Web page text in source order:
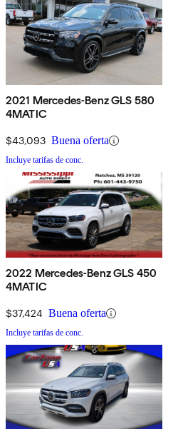
2021 Mercedes-Benz GLS 580
4MATIC
$43,093 Buena oferta
Incluye tarifas de conc.
2022 Mercedes-Benz GLS 450
4MATIC
$37,424 Buena oferta
Incluye tarifas de conc.